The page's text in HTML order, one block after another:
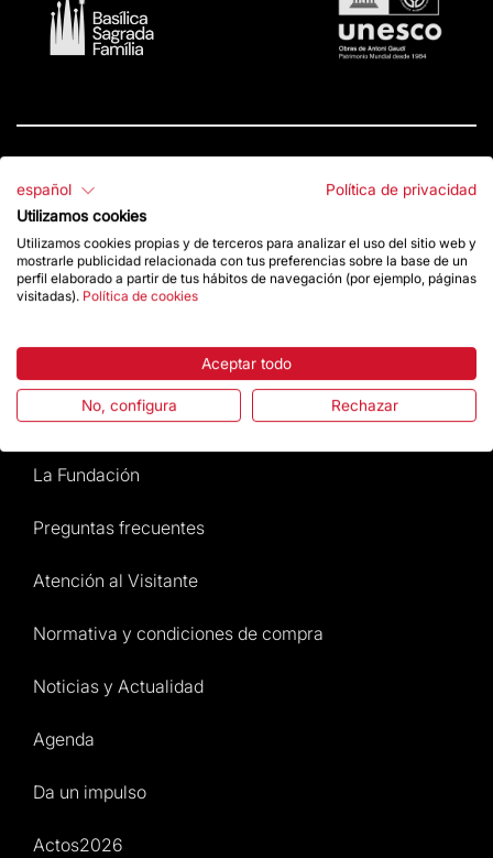
Da un impulso
Tienda
Destacados
La Fundación
Preguntas frecuentes
Atención al Visitante
Normativa y condiciones de compra
Noticias y Actualidad
Agenda
Da un impulso
Actos2026
español
Política de privacidad
Utilizamos cookies
Utilizamos cookies propias y de terceros para analizar el uso del sitio web y
mostrarle publicidad relacionada con tus preferencias sobre la base de un
perfil elaborado a partir de tus hábitos de navegación (por ejemplo, páginas
visitadas). Política de cookies
Aceptar todo
No, configura Rechazar